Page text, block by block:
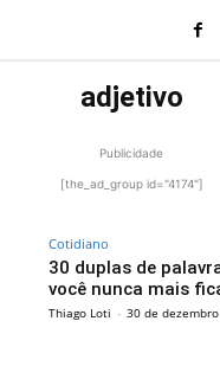
adjetivo
Publicidade
[the_ad_group id="4174"]
Cotidiano
30 duplas de
você nunca mais
Thiago Loti - 30 de